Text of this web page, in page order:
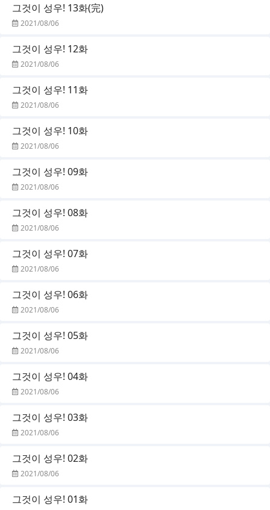
그것이 성우! 13화(完)
2021/08/06
그것이 성우! 12화
2021/08/06
그것이 성우! 11화
2021/08/06
그것이 성우! 10화
2021/08/06
그것이 성우! 09화
2021/08/06
그것이 성우! 08화
2021/08/06
그것이 성우! 07화
2021/08/06
그것이 성우! 06화
2021/08/06
그것이 성우! 05화
2021/08/06
그것이 성우! 04화
2021/08/06
그것이 성우! 03화
2021/08/06
그것이 성우! 02화
2021/08/06
그것이 성우! 01화